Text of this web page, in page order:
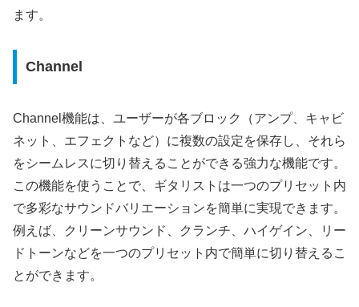
ます。
Channel
Channel機能は、ユーザーが各ブロック（アンプ、キャビ
ネット、エフェクトなど）に複数の設定を保存し、それら
をシームレスに切り替えることができる強力な機能です。
この機能を使うことで、ギタリストは一つのプリセット内
で多彩なサウンドバリエーションを簡単に実現できます。
例えば、クリーンサウンド、クランチ、ハイゲイン、リー
ドトーンなどを一つのプリセット内で簡単に切り替えるこ
とができます。